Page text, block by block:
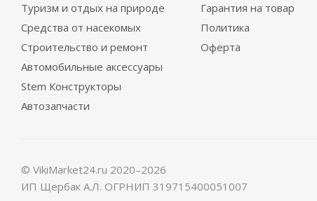
Туризм и отдых на природе
Средства от насекомых
Строительство и ремонт
Автомобильные аксессуары
Stem Конструкторы
Автозапчасти
Гарантия на товар
Политика
Оферта
© VikiMarket24.ru 2020–2026
ИП Щербак А.Л. ОГРНИП 319715400051007